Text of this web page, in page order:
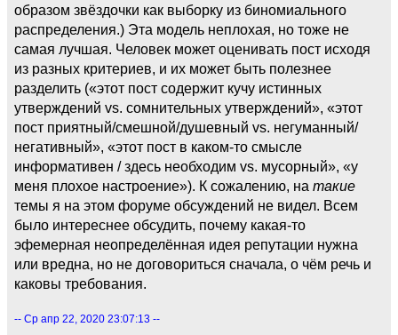
образом звёздочки как выборку из биномиального
распределения.) Эта модель неплохая, но тоже не
самая лучшая. Человек может оценивать пост исходя
из разных критериев, и их может быть полезнее
разделить («этот пост содержит кучу истинных
утверждений vs. сомнительных утверждений», «этот
пост приятный/смешной/душевный vs. негуманный/
негативный», «этот пост в каком-то смысле
информативен / здесь необходим vs. мусорный», «у
меня плохое настроение»). К сожалению, на такие
темы я на этом форуме обсуждений не видел. Всем
было интереснее обсудить, почему какая-то
эфемерная неопределённая идея репутации нужна
или вредна, но не договориться сначала, о чём речь и
каковы требования.
-- Ср апр 22, 2020 23:07:13 --